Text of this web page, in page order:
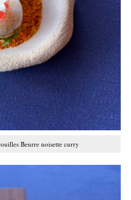
Beurre noisette curry